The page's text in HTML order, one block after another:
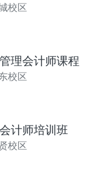
校区
理会计师课程
校区
计师培训班
校区